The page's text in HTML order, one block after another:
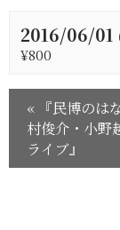
2016/06/01
¥800
« 『民博のは
村俊介・小野
ライブ』